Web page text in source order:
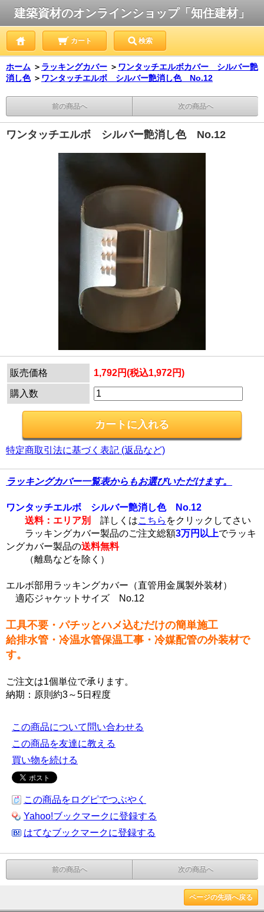
建築資材のオンラインショップ「知住建材」
カート 検索
ホーム ＞ ラッキングカバー ＞ ワンタッチエルボカバー シルバー艶
消し色 ＞ ワンタッチエルボ シルバー艶消し色 No.12
前の商品へ 次の商品へ
ワンタッチエルボ シルバー艶消し色 No.12
販売価格 1,792円(税込1,972円)
購入数
特定商取引法に基づく表記 (返品など)
ラッキングカバー一覧表からもお選びいただけます。
ワンタッチエルボ シルバー艶消し色 No.12
送料：エリア別
詳しくはこちら をクリックしてさい
ラッキングカバー製品のご注文総額3万円以上でラッキ
ングカバー製品の送料無料
（離島などを除く）
エルボ部用ラッキングカバー（直管用金属製外装材）
適応ジャケットサイズ No.12
工具不要・パチッとハメ込むだけの簡単施工
給排水管・冷温水管保温工事・冷媒配管の外装材で
す。
ご注文は1個単位で承ります。
納期：原則約3～5日程度
この商品について問い合わせる
この商品を友達に教える
買い物を続ける
この商品をログピでつぶやく
Yahoo!ブックマークに登録する
はてなブックマークに登録する
前の商品へ 次の商品へ
ページの先頭へ戻る